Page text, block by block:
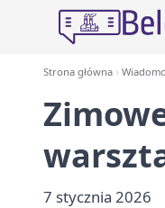
Strona główna
7 stycznia 2026